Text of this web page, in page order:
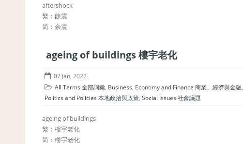
aftershock
繁：餘震
简：余震
ageing of buildings 樓宇老化
07 Jan, 2022
All Terms 全部詞彙, Business, Economy and Finance 商業、經濟與金融,
Politics and Policies 本地政治與政策, Social Issues 社會議題
ageing of buildings
繁：樓宇老化
简：楼宇老化